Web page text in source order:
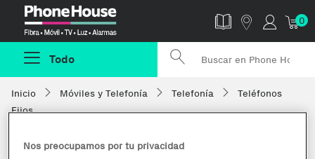
0
Todo
Inicio Móviles y Telefonía Telefonía
Teléfonos
Fijos
Nos preocupamos por tu privacidad